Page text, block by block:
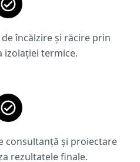
încălzire și răcire prin
izolației termice.
consultanță și proiectare
rezultatele finale.